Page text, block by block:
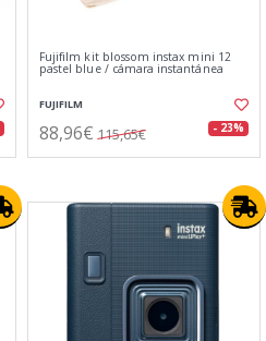
Fujifilm kit blossom instax mini 12
pastel blue / cámara instantánea
FUJIFILM
88,96€ 115,65€ - 23%